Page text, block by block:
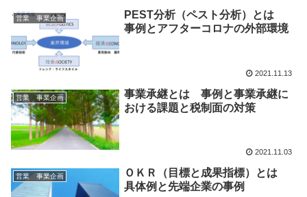
営業 事業企画
PEST分析（ペスト分析）とは
事例とアフターコロナの外部環境
2021.11.13
営業 事業企画
事業承継とは 事例と事業承継に
おける課題と税制面の対策
2021.11.03
営業 事業企画
ＯＫＲ（目標と成果指標）とは
具体例と先端企業の事例